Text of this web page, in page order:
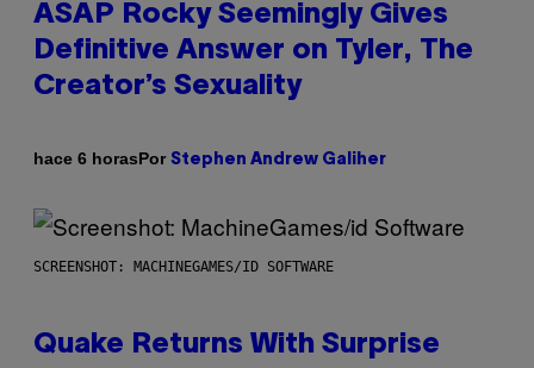
ASAP Rocky Seemingly Gives
Definitive Answer on Tyler, The
Creator’s Sexuality
hace 6 horasPor Stephen Andrew Galiher
SCREENSHOT: MACHINEGAMES/ID SOFTWARE
Quake Returns With Surprise